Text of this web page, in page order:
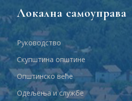
Локална самоуправа
Руководство
Скупштина општине
Општинско веће
Одељења и службе